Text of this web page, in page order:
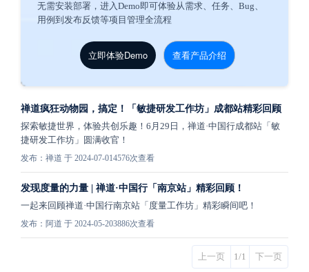
无需安装部署，进入Demo即可体验从需求、任务、Bug、
用例到发布反馈等项目管理全流程
立即体验Demo 查看产品介绍
禅道疯狂动物园，搞定！「敏捷研发工作坊」成都站精彩回顾
探索敏捷世界，体验共创乐趣！6月29日，禅道·中国行成都站「敏
捷研发工作坊」圆满收官！
发布：禅道 于 2024-07-014576次查看
发现度量的力量 | 禅道·中国行「南京站」精彩回顾！
一起来回顾禅道·中国行南京站「度量工作坊」精彩瞬间吧！
发布：阿道 于 2024-05-203886次查看
上一页 1/1 下一页